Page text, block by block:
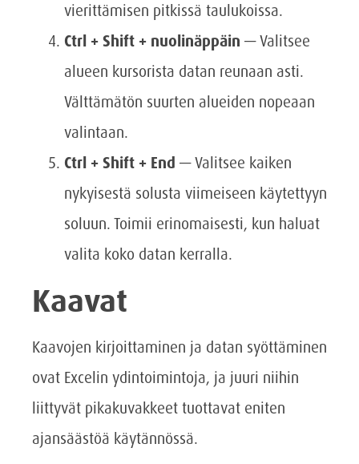
vierittämisen pitkissä taulukoissa.
Ctrl + Shift + nuolinäppäin — Valitsee
alueen kursorista datan reunaan asti.
Välttämätön suurten alueiden nopeaan
valintaan.
Ctrl + Shift + End — Valitsee kaiken
nykyisestä solusta viimeiseen käytettyyn
soluun. Toimii erinomaisesti, kun haluat
valita koko datan kerralla.
Kaavat
Kaavojen kirjoittaminen ja datan syöttäminen
ovat Excelin ydintoimintoja, ja juuri niihin
liittyvät pikakuvakkeet tuottavat eniten
ajansäästöä käytännössä.